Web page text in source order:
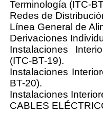
Terminología (ITC-
Redes de
Línea General de
Derivaciones
Instalaciones
(ITC-BT-19).
Instalaciones
BT-20).
Instalaciones
CABLES